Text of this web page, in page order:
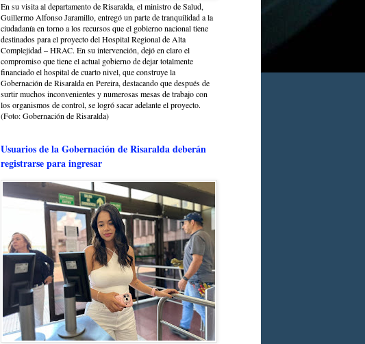
En su visita al departamento de Risaralda, el ministro de Salud,
Guillermo Alfonso Jaramillo, entregó un parte de tranquilidad a la
ciudadanía en torno a los recursos que el gobierno nacional tiene
destinados para el proyecto del Hospital Regional de Alta
Complejidad – HRAC. En su intervención, dejó en claro el
compromiso que tiene el actual gobierno de dejar totalmente
financiado el hospital de cuarto nivel, que construye la
Gobernación de Risaralda en Pereira, destacando que después de
surtir muchos inconvenientes y numerosas mesas de trabajo con
los organismos de control, se logró sacar adelante el proyecto.
(Foto: Gobernación de Risaralda)
Usuarios de la Gobernación de Risaralda deberán
registrarse para ingresar